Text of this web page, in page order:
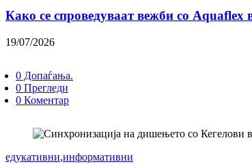
Како се спроведуваат вежби со Aquaflex
19/07/2026
0 Допаѓања.
0 Прегледи
0 Коментар
едукативни,информативни